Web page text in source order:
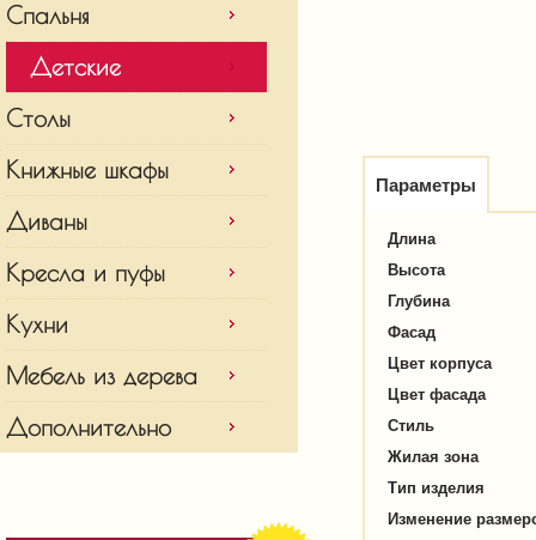
Спальня
Детские
Столы
Книжные шкафы
Диваны
Кресла и пуфы
Кухни
Мебель из дерева
Дополнительно
Параметры
Длина
Высота
Глубина
Фасад
Цвет корпуса
Цвет фасада
Стиль
Жилая зона
Тип изделия
Изменение